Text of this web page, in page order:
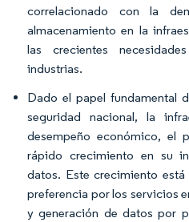
correlacionado con la
almacenamiento en la
las crecientes
industrias.
Dado el papel fundamental
seguridad nacional, la
desempeño económico, el
rápido crecimiento en su
datos. Este crecimiento
preferencia por los servicios
y generación de datos por